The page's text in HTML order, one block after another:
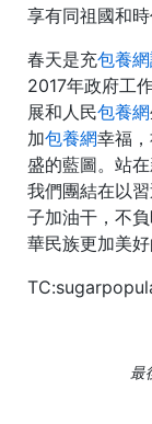
享有同祖國和
春天是充包養
2017年政府工
展和人民包養網
加包養網幸福
盛的藍圖。站
我們團結在以
子加油干，不
華民族更加美好
最